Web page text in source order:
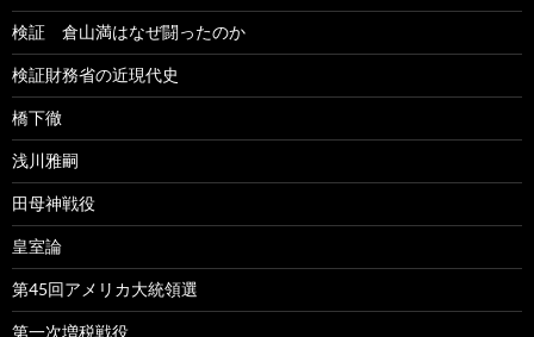
検証 倉山満はなぜ闘ったのか
検証財務省の近現代史
橋下徹
浅川雅嗣
田母神戦役
皇室論
第45回アメリカ大統領選
第一次増税戦役